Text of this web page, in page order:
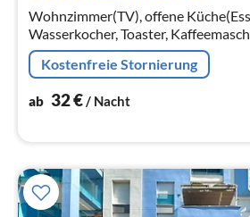
Wohnzimmer(TV), offene
Wasserkocher, Toaster,
Mikrowelle, Kühlschrank, , ),
Badezimmer(Badewanne, Dusche)
Kostenfreie Stornierung
ab 32€/ Nacht